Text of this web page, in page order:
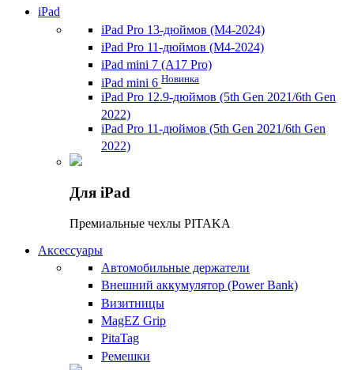
iPad
iPad Pro 13-дюймов (M4-2024)
iPad Pro 11-дюймов (M4-2024)
iPad mini 7 (A17 Pro)
iPad mini 6 Новинка
iPad Pro 12.9-дюймов (5th Gen 2021/6th Gen
2022)
iPad Pro 11-дюймов (5th Gen 2021/6th Gen
2022)
Для iPad
Премиальные чехлы PITAKA
Аксессуары
Автомобильные держатели
Внешний аккумулятор (Power Bank)
Визитницы
MagEZ Grip
PitaTag
Ремешки